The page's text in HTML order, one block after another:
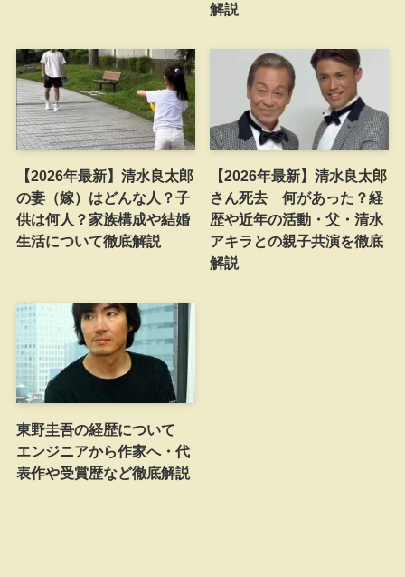
解説
【2026年最新】清水良太郎
の妻（嫁）はどんな人？子
供は何人？家族構成や結婚
生活について徹底解説
【2026年最新】清水良太郎
さん死去 何があった？経
歴や近年の活動・父・清水
アキラとの親子共演を徹底
解説
東野圭吾の経歴について
エンジニアから作家へ・代
表作や受賞歴など徹底解説